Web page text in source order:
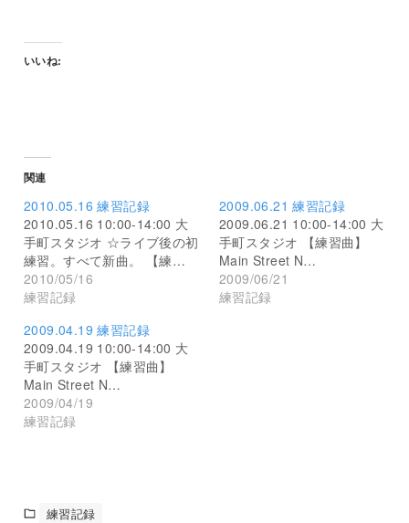
いいね:
関連
2010.05.16 練習記録
2010.05.16 10:00-14:00 大
手町スタジオ ☆ライブ後の初
練習。すべて新曲。 【練…
2010/05/16
練習記録
2009.06.21 練習記録
2009.06.21 10:00-14:00 大
手町スタジオ 【練習曲】
Main Street N…
2009/06/21
練習記録
2009.04.19 練習記録
2009.04.19 10:00-14:00 大
手町スタジオ 【練習曲】
Main Street N…
2009/04/19
練習記録
練習記録